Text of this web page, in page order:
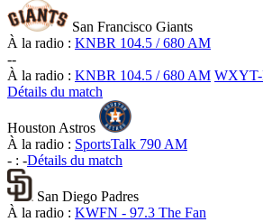
San Francisco Giants
À la radio : KNBR 104.5 / 680 AM
--
À la radio : KNBR 104.5 / 680 AM WXYT-
Détails du match
Houston Astros
À la radio : SportsTalk 790 AM
- : -Détails du match
San Diego Padres
À la radio : KWFN - 97.3 The Fan